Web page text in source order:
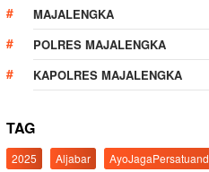
MAJALENGKA
POLRES MAJALENGKA
KAPOLRES MAJALENGKA
TAG
2025 Aljabar